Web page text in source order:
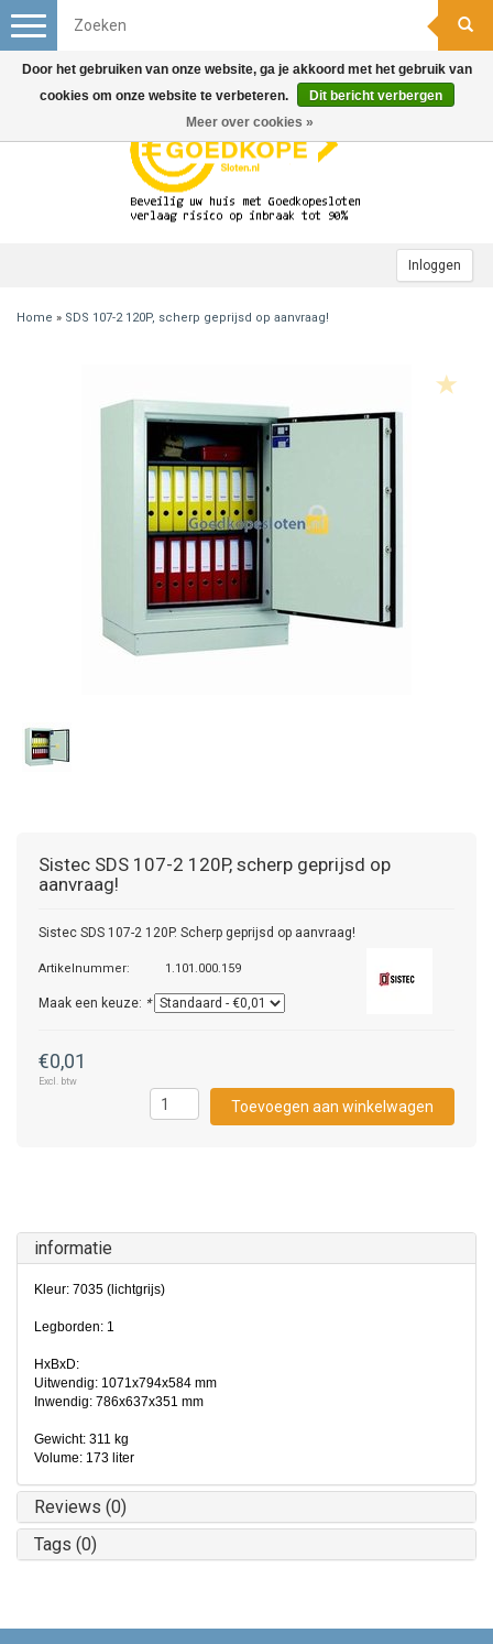
Inloggen
Toggle
navigation
Home » SDS 107-2 120P, scherp geprijsd op aanvraag!
Sistec SDS 107-2 120P, scherp geprijsd op
aanvraag!
Sistec SDS 107-2 120P. Scherp geprijsd op aanvraag!
Artikelnummer: 1.101.000.159
Maak een keuze: *
€0,01
Excl. btw
Toevoegen aan winkelwagen
informatie
Kleur: 7035 (lichtgrijs)
Legborden: 1
HxBxD:
Uitwendig: 1071x794x584 mm
Inwendig: 786x637x351 mm
Gewicht: 311 kg
Volume: 173 liter
Reviews (0)
Tags (0)
Door het gebruiken van onze website, ga je akkoord met het gebruik van
cookies om onze website te verbeteren.
Dit bericht verbergen
Meer over cookies »